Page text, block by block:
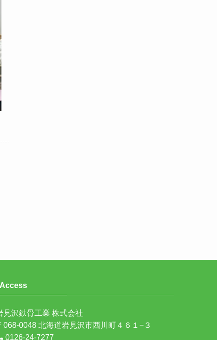
Access
見沢鉄骨工業 株式会社
068-0048 北海道岩見沢市西川町４６１−３
0126-24-7277